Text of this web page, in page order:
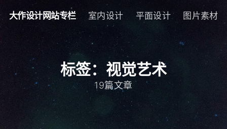
大作设计网站专栏 室内设计 平面设计 图片素材
标签：视觉艺术
19篇文章